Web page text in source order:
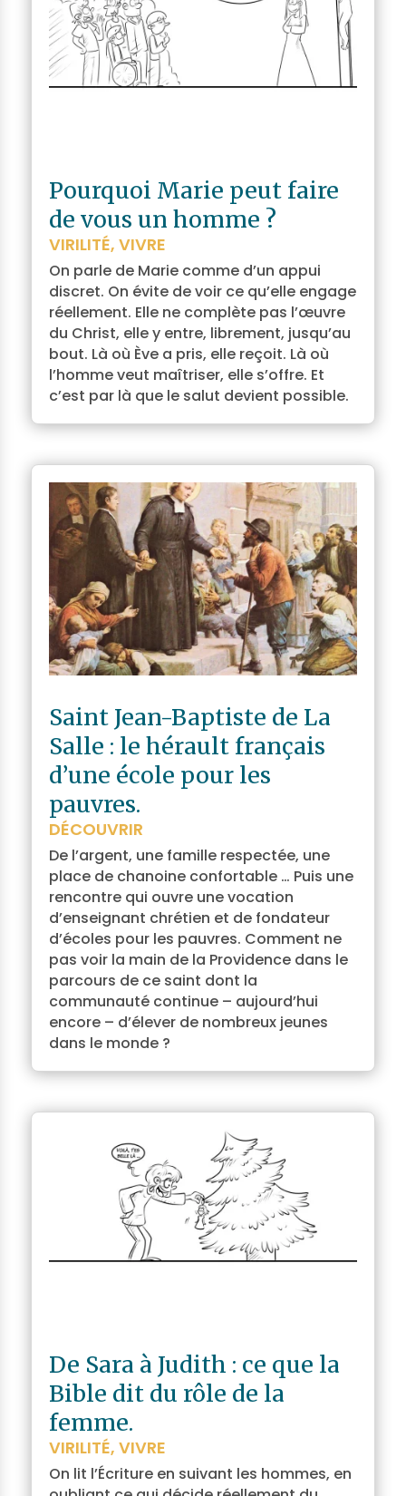
Pourquoi Marie peut faire
de vous un homme ?
VIRILITÉ, VIVRE
On parle de Marie comme d’un appui
discret. On évite de voir ce qu’elle engage
réellement. Elle ne complète pas l’œuvre
du Christ, elle y entre, librement, jusqu’au
bout. Là où Ève a pris, elle reçoit. Là où
l’homme veut maîtriser, elle s’offre. Et
c’est par là que le salut devient possible.
Saint Jean-Baptiste de La
Salle : le hérault français
d’une école pour les
pauvres.
DÉCOUVRIR
De l’argent, une famille respectée, une
place de chanoine confortable … Puis une
rencontre qui ouvre une vocation
d’enseignant chrétien et de fondateur
d’écoles pour les pauvres. Comment ne
pas voir la main de la Providence dans le
parcours de ce saint dont la
communauté continue – aujourd’hui
encore – d’élever de nombreux jeunes
dans le monde ?
De Sara à Judith : ce que la
Bible dit du rôle de la
femme.
VIRILITÉ, VIVRE
On lit l’Écriture en suivant les hommes, en